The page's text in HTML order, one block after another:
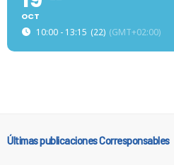
OCT
10:00 - 13:15 (22) (GMT+02:00)
Últimas publicaciones Corresponsables